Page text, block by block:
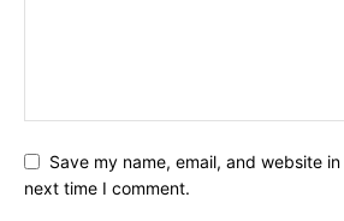
Save my name, email, and website
next time I comment.